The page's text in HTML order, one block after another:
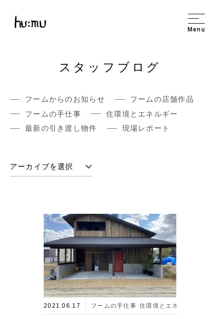
Menu
スタッフブログ
フームからのお知らせ
フームの店舗作品
フームの手仕事
住環境とエネルギー
最新の引き渡し物件
現場レポート
2021.06.17 フームの手仕事 住環境とエネルギー